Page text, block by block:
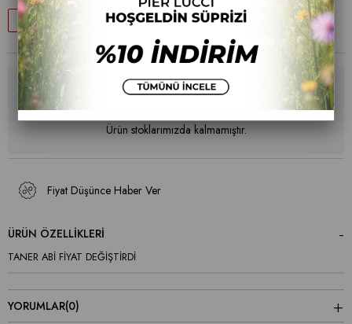
31 $62.10 $42.87
Ürün stoklarımızda kalmamıştır.
Fiyat Düşünce Haber Ver
ÜRÜN ÖZELLIKLERI
TANER ABİ FİYAT DEĞİŞTİRDİ
YORUMLAR(0)